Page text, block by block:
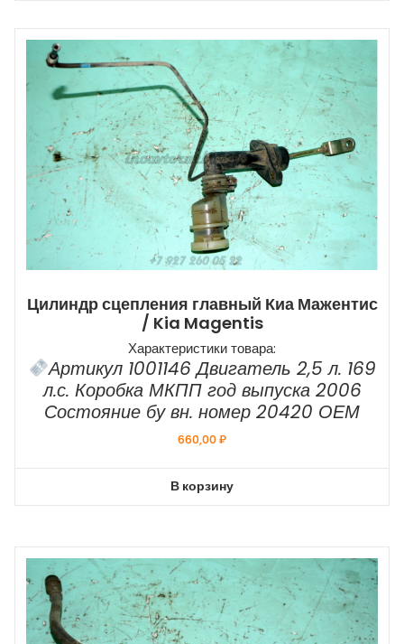
Цилиндр сцепления главный Киа Мажентис
/ Kia Magentis
Характеристики товара:
Артикул 1001146 Двигатель 2,5 л. 169
л.с. Коробка МКПП год выпуска 2006
Состояние бу вн. номер 20420 ОЕМ
660,00₽
В корзину